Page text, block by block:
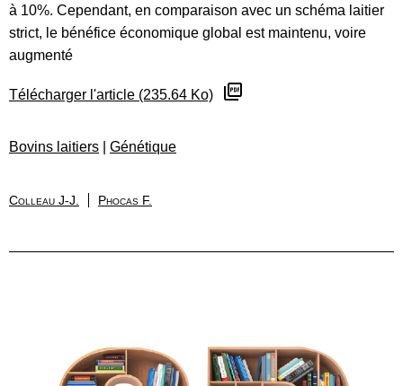
à 10%. Cependant, en comparaison avec un schéma laitier
strict, le bénéfice économique global est maintenu, voire
augmenté
Télécharger l'article (235.64 Ko)
Bovins laitiers Génétique
Colleau J-J. Phocas F.